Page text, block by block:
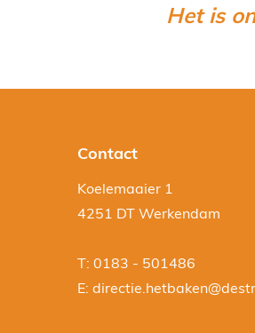
Het is
Contact
Koelemaaier 1
4251 DT Werkendam
T: 0183 - 501486
E: